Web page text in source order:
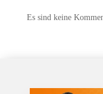
Es sind keine